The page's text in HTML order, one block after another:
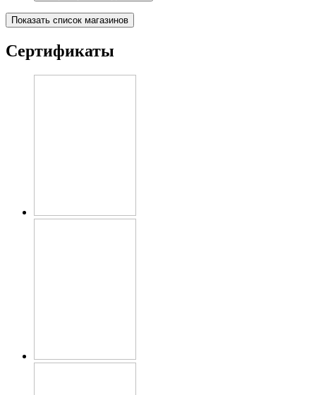
Показать список магазинов
Сертификаты